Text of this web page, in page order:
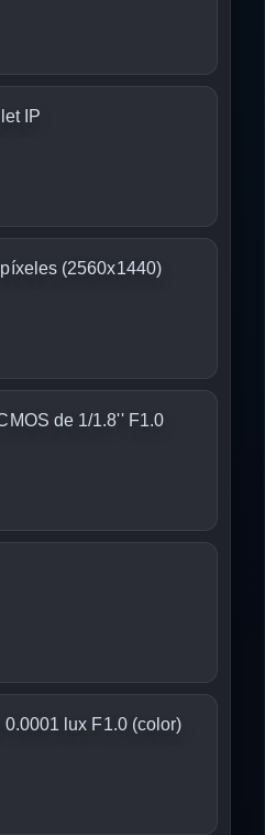
IP
(2560x1440)
de 1/1.8'' F1.0
0.0001 lux F1.0 (color)